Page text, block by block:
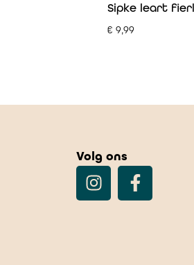
Sipke leart
€ 9,99
Volg ons